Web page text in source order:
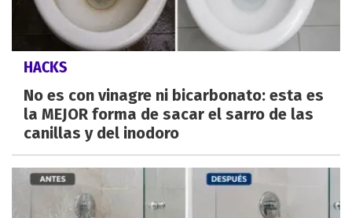
HACKS
No es con vinagre ni bicarbonato: esta es
la MEJOR forma de sacar el sarro de las
canillas y del inodoro